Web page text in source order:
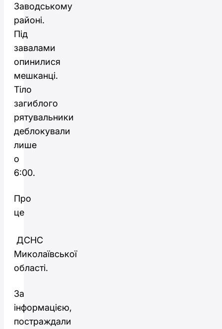
Заводському
районі.
Під
завалами
опинилися
мешканці.
Тіло
загиблого
рятувальники
деблокували
лише
о
6:00.
Про
це
ДСНС
Миколаївської
області.
За
інформацією,
постраждали